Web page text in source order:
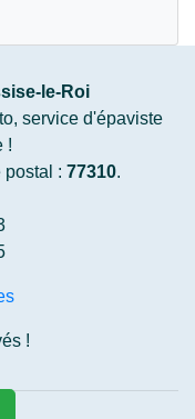
le-Roi
service d'épaviste
!
postal : 77310.
!